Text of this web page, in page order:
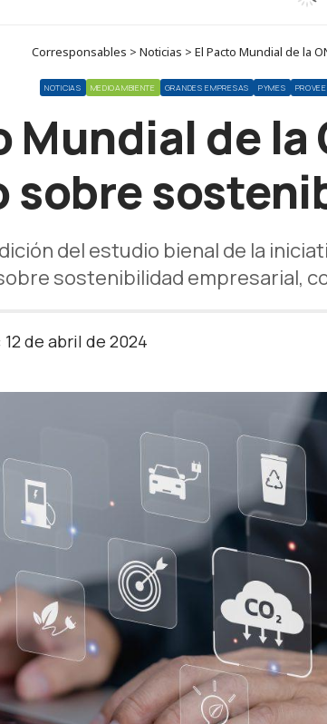
Corresponsables > Noticias > El Pacto Mundial de la
NOTICIAS MEDIOAMBIENTE GRANDES EMPRESAS PYMES
Mundial de la
del estudio bienal de la
sostenibilidad empresarial,
de abril de 2024